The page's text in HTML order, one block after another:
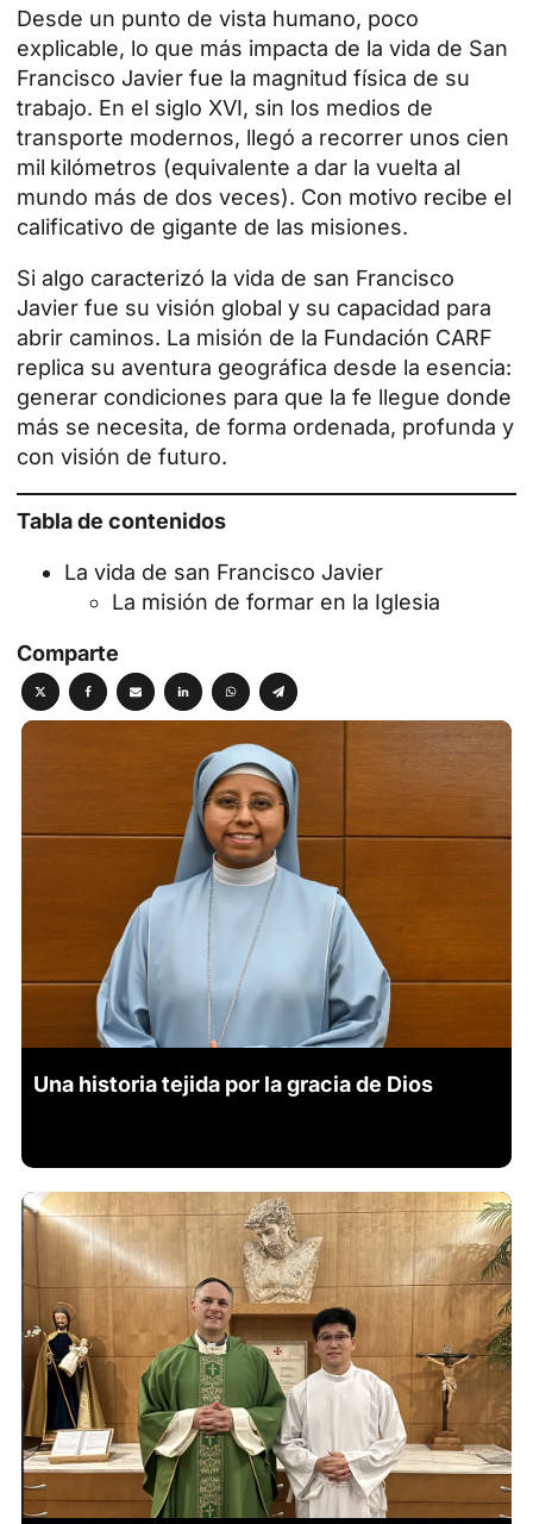
Desde un punto de vista humano, poco
explicable, lo que más impacta de la vida de San
Francisco Javier fue la magnitud física de su
trabajo. En el siglo XVI, sin los medios de
transporte modernos, llegó a recorrer unos cien
mil kilómetros (equivalente a dar la vuelta al
mundo más de dos veces). Con motivo recibe el
calificativo de gigante de las misiones.
Si algo caracterizó la vida de san Francisco
Javier fue su visión global y su capacidad para
abrir caminos. La misión de la Fundación CARF
replica su aventura geográfica desde la esencia:
generar condiciones para que la fe llegue donde
más se necesita, de forma ordenada, profunda y
con visión de futuro.
Tabla de contenidos
La vida de san Francisco Javier
La misión de formar en la Iglesia
Comparte
Una historia tejida por la gracia de Dios